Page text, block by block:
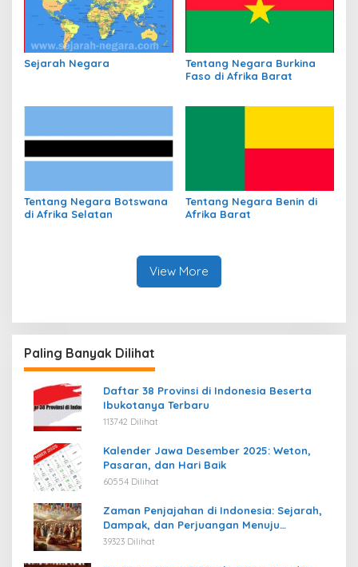
Sejarah Negara
Tentang Negara Burkina
Faso di Afrika Barat
Tentang Negara Botswana
di Afrika Selatan
Tentang Negara Benin di
Afrika Barat
View More
Paling Banyak Dilihat
Daftar 38 Provinsi di Indonesia Beserta
Ibukotanya Terbaru
113742 Dilihat
Kalender Jawa Desember 2025: Weton,
Pasaran, dan Hari Baik
60554 Dilihat
Zaman Penjajahan di Indonesia: Sejarah,
Dampak, dan Perjuangan Menuju
Kemerdekaan
39323 Dilihat